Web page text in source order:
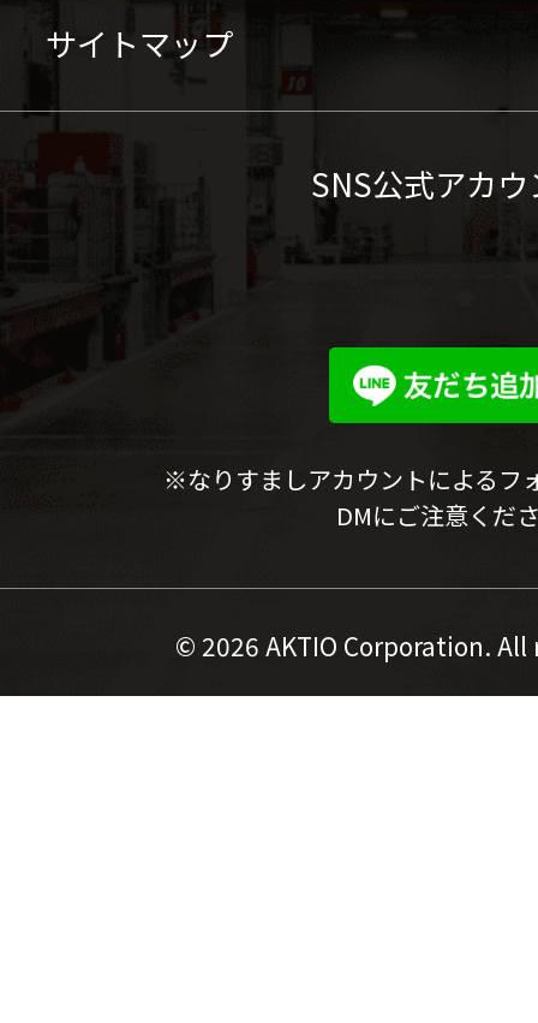
サイトマップ
SNS公式アカ
※なりすましアカウントによるフ
DMにご注意くだ
© 2026 AKTIO Corporation.